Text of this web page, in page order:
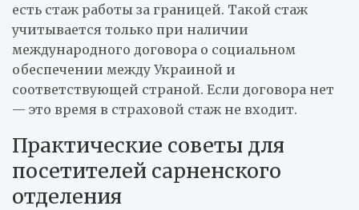
есть стаж работы за границей. Такой стаж
учитывается только при наличии
международного договора о социальном
обеспечении между Украиной и
соответствующей страной. Если договора нет
— это время в страховой стаж не входит.
Практические советы для
посетителей сарненского
отделения